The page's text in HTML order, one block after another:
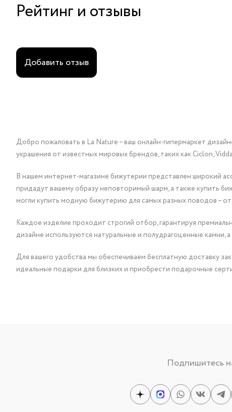
Рейтинг и отзывы
Добавить отзыв
Добро пожаловать в La Nature – ваш онлайн-гипермаркет
украшения от известных мировых брендов, таких как Ciclon,
В нашем интернет-магазине бижутерии представлен широкий
придадут вашему образу неповторимый шарм, а также купить
могли купить модную бижутерию для самых разных поводов –
Каждое изделие проходит строгий отбор, гарантируя
дизайне используются натуральные и полудрагоценные
Для вашего удобства мы обеспечиваем бесплатную доставку
идеальные подарки для близких и приобрести подарочные
Подпишитесь